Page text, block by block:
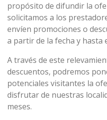
propósito de difundir la
solicitamos a los
envíen promociones o
a partir de la fecha y hasta
A través de este
descuentos, podremos
potenciales visitantes la
disfrutar de nuestras
meses.